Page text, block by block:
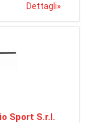
Dettagli»
Sport S.r.l.